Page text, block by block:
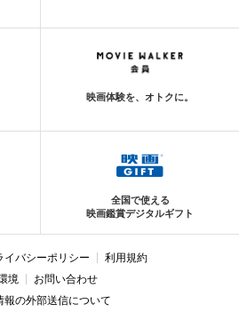
映画体験を、オトクに。
全国で使える
映画鑑賞デジタルギフト
イバシーポリシー
利用規約
境
お問い合わせ
報の外部送信について